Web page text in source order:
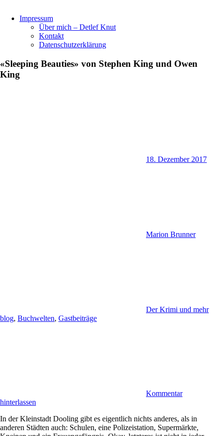
Impressum
Über mich – Detlef Knut
Kontakt
Datenschutzerklärung
«Sleeping Beauties» von Stephen King und Owen
King
18. Dezember 2017
Marion Brunner
Der Krimi und mehr
blog, Buchwelten, Gastbeiträge
Kommentar
hinterlassen
In der Kleinstadt Dooling gibt es eigentlich nichts anderes, als in
anderen Städten auch: Schulen, eine Polizeistation, Supermärkte,